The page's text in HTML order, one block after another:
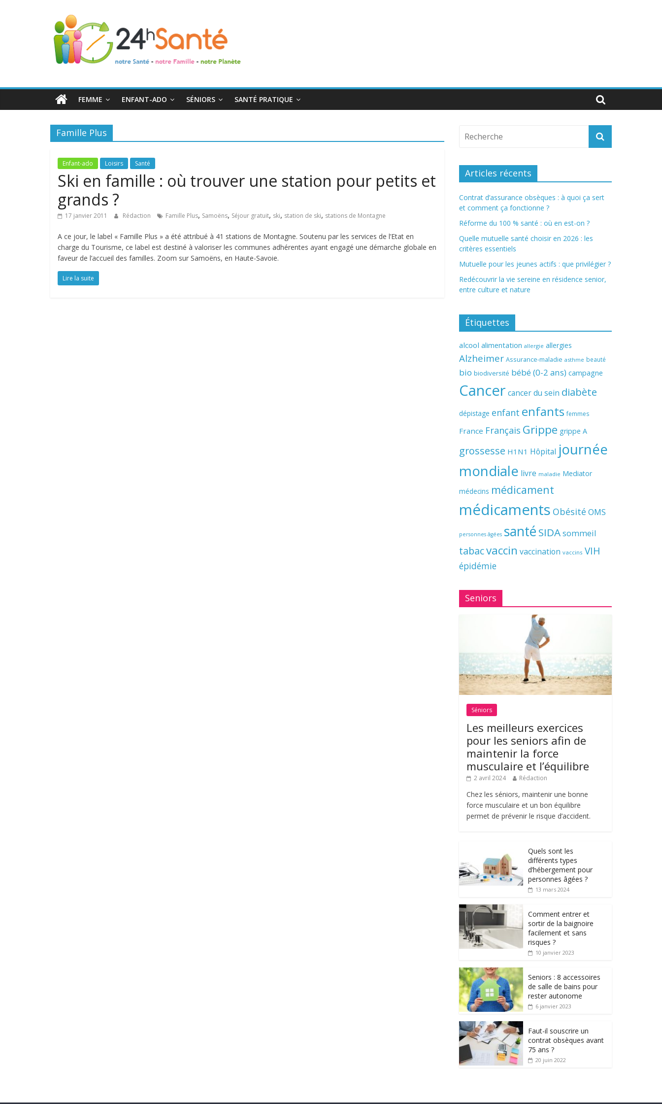
24h
Santé
toute
famille
FEMME ENFANT-ADO SÉNIORS SANTÉ PRATIQUE
Famille Plus
Enfant-ado Loisirs Santé
Ski en famille : où trouver une station pour petits et
grands ?
17 janvier 2011 Rédaction Famille Plus, Samoëns, Séjour gratuit, ski, station de ski, stations de Montagne
A ce jour, le label « Famille Plus » a été attribué à 41 stations de Montagne. Soutenu par les services de l’Etat en
charge du Tourisme, ce label est destiné à valoriser les communes adhérentes ayant engagé une démarche globale en
faveur de l’accueil des familles. Zoom sur Samoëns, en Haute-Savoie.
Lire la suite
Articles récents
Contrat d’assurance obsèques : à quoi ça sert
et comment ça fonctionne ?
Réforme du 100 % santé : où en est-on ?
Quelle mutuelle santé choisir en 2026 : les
critères essentiels
Mutuelle pour les jeunes actifs : que privilégier ?
Redécouvrir la vie sereine en résidence senior,
entre culture et nature
Étiquettes
alcool alimentation allergie allergies
Alzheimer Assurance-maladie asthme beauté
bio biodiversité bébé (0-2 ans) campagne
Cancer cancer du sein diabète
dépistage enfant enfants femmes
France Français Grippe grippe A
grossesse H1N1 Hôpital journée
mondiale livre maladie Mediator
médecins médicament
médicaments Obésité OMS
personnes âgées santé SIDAsommeil
tabacvaccin vaccination vaccins VIH
épidémie
Seniors
Séniors
Les meilleurs exercices
pour les seniors afin de
maintenir la force
musculaire et l’équilibre
2 avril 2024 Rédaction
Chez les séniors, maintenir une bonne
force musculaire et un bon équilibre
permet de prévenir le risque d’accident.
Quels sont les
différents types
d’hébergement pour
personnes âgées ?
13 mars 2024
Comment entrer et
sortir de la baignoire
facilement et sans
risques ?
10 janvier 2023
Seniors : 8 accessoires
de salle de bains pour
rester autonome
6 janvier 2023
Faut-il souscrire un
contrat obsèques avant
75 ans ?
20 juin 2022